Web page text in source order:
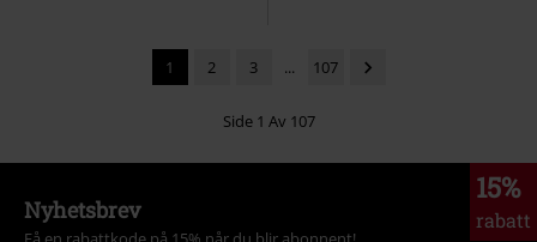
1 2 3 ... 107
Side 1 Av 107
15%
rabatt
Nyhetsbrev